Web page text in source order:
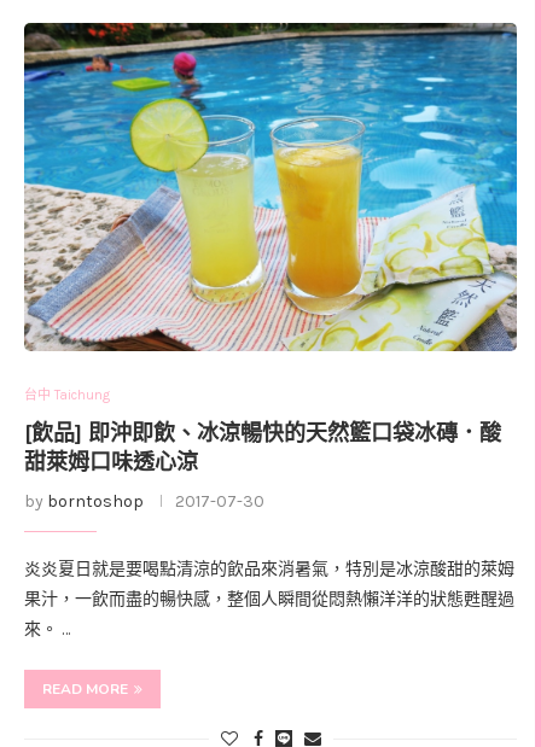
台中 Taichung
[飲品] 即沖即飲、冰涼暢快的天然籃口袋冰磚．酸
甜萊姆口味透心涼
by borntoshop 2017-07-30
炎炎夏日就是要喝點清涼的飲品來消暑氣，特別是冰涼酸甜的萊姆
果汁，一飲而盡的暢快感，整個人瞬間從悶熱懶洋洋的狀態甦醒過
來。 …
READ MORE